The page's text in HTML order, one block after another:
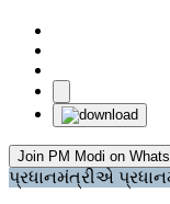
Join PM Modi on
પ્રધાનમંત્રીએ